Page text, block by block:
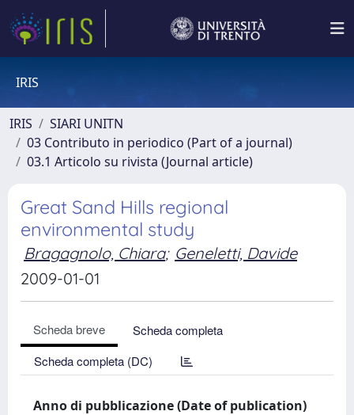
IRIS
IRIS
SIARI UNITN
03 Contributo in periodico (Part of a journal)
03.1 Articolo su rivista (Journal article)
Great Sand Hills regional
environmental study
Bragagnolo, Chiara; Geneletti, Davide
2009-01-01
Scheda breve
Scheda completa
Scheda completa (DC)
Anno di pubblicazione (Date of publication)